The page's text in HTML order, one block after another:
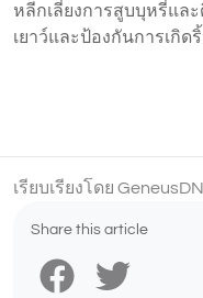
หลีกเลี่ยงการสูบบุหรี่แล
เยาว์และป้องกันการเกิ
เรียบเรียงโดย
Share this article